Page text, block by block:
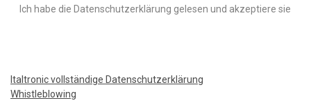
Ich habe die Datenschutzerklärung gelesen und akzeptiere sie
Italtronic vollständige Datenschutzerklärung
Whistleblowing